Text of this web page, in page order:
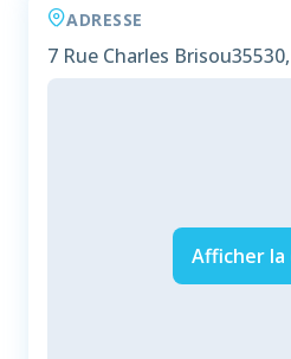
ADRESSE
7 Rue Charles Brisou
Afficher la